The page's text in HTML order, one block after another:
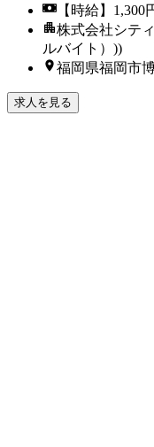
【時給】1,300
株式会社シテ
ルバイト）))
福岡県福岡市
求人を見る